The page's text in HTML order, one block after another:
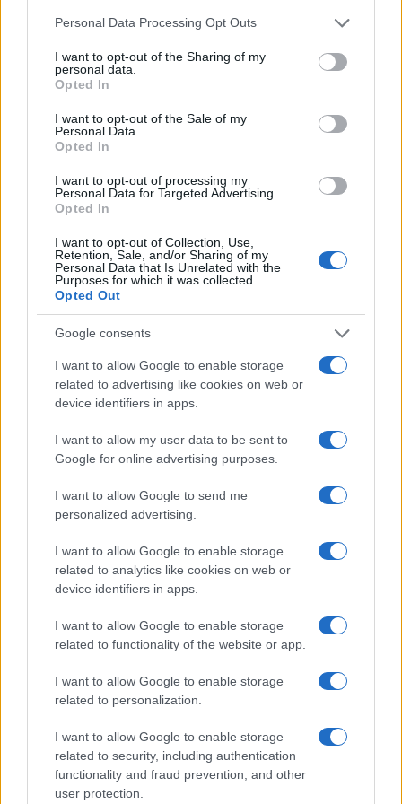
Please note that this website/app uses one or more Google
not limited to your visit or usage behaviour. You may click to
grant or deny consent to Google and its third-party tags to
use your data for below specified purposes in below Google
consent section.
Personal Data Processing Opt Outs
I want to opt-out of the Sharing of my
personal data.
Opted In
I want to opt-out of the Sale of my
Personal Data.
Opted In
I want to opt-out of processing my
Personal Data for Targeted Advertising.
Opted In
I want to opt-out of Collection, Use,
Retention, Sale, and/or Sharing of my
Personal Data that Is Unrelated with the
Purposes for which it was collected.
Opted Out
Google consents
I want to allow Google to enable storage
related to advertising like cookies on web or
device identifiers in apps.
I want to allow my user data to be sent to
Google for online advertising purposes.
I want to allow Google to send me
personalized advertising.
I want to allow Google to enable storage
related to analytics like cookies on web or
device identifiers in apps.
I want to allow Google to enable storage
related to functionality of the website or app.
I want to allow Google to enable storage
related to personalization.
I want to allow Google to enable storage
related to security, including authentication
functionality and fraud prevention, and other
user protection.
Torneo di pallavolo mista Il Dettori
scende in campo 2026
Un riepilogo della circolare n.339 che avvia il progetto e il
torneo di pallavolo mista, con note su documenti e circolari
correlate
Matteo Galli · 12 Apr 2026
MOTORI
Articoli e gadget Formula 1: idee da
collezione
gadget e accessori dedicati alla Formula 1
Matteo Galli · 4 Apr 2026
NOTIZIE